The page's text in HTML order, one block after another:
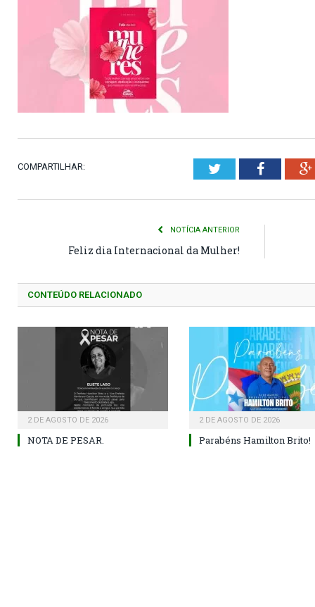
COMPARTILHAR: Twitter
NOTÍCIA ANTERIOR
Feliz dia Internacional da Mulher!
CONTEÚDO RELACIONADO
2 DE AGOSTO DE 2026
NOTA DE PESAR.
2 DE AGOSTO DE 2026
Parabéns Hamilton Brito!